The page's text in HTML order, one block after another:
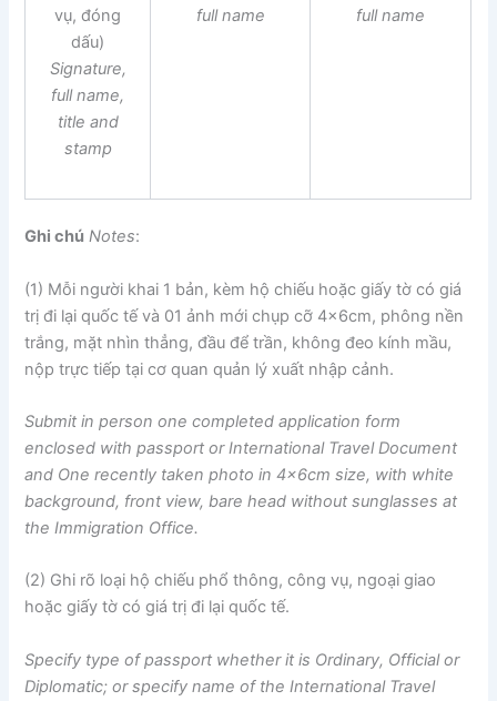
vụ, đóng
dấu)
Signature,
full name,
title and
stamp
full name
fullname
Ghi chú Notes:
(1) Mỗi người khai 1 bản, kèm hộ chiếu hoặc giấy tờ có giá
trị đi lại quốc tế và 01 ảnh mới chụp cỡ 4x6cm, phông nền
trắng, mặt nhìn thẳng, đầu để trần, không đeo kính mầu,
nộp trực tiếp tại cơ quan quản lý xuất nhập cảnh.
Submit in person one completed application form
enclosed with passport or International Travel Document
and One recently taken photo in 4x6cm size, with white
background, front view, bare head withoutsunglasses at
the Immigration Office.
(2) Ghi rõ loại hộ chiếu phổ thông, công vụ, ngoại giao
hoặc giấy tờ có giá trị đi lại quốc tế.
Specify type of passport whether it is Ordinary, Official or
Diplomatic; orspecify name of the International Travel